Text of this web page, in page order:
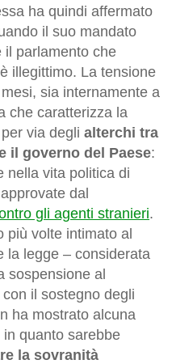
ha quindi affermato
il suo mandato
il parlamento che
illegittimo. La tensione
sia internamente a
che caratterizza la
via degli alterchi tra
il governo del Paese:
nella vita politica di
dal
gli agenti stranieri.
più volte intimato al
la legge – considerata
sospensione al
il sostegno degli
ha mostrato alcuna
quanto sarebbe
la sovranità